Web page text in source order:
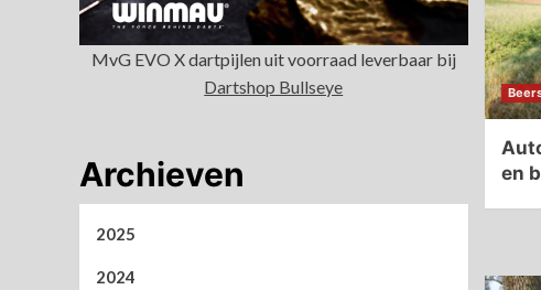
en
MvG EVO X dartpijlen uit voorraad leverbaar bij
Dartshop Bullseye
Archieven
2025
2024